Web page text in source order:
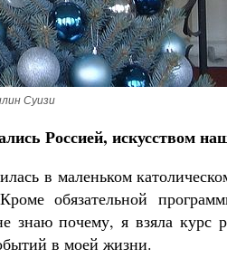
Суизи
Россией, искусством
в маленьком
обязательной
знаю почему, я взяла курс
в моей жизни.